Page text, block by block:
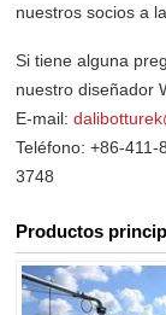
nuestros socios a
Si tiene alguna
nuestro diseñador
E-mail:
Teléfono: +86-
3748
Productos